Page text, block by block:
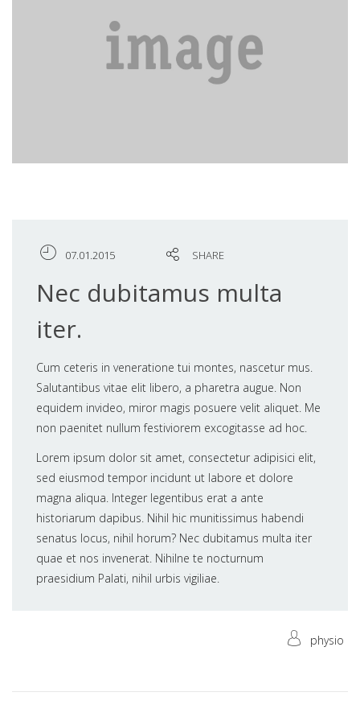
07.01.2015 SHARE
Nec dubitamus multa
iter.
Cum ceteris in veneratione tui montes, nascetur mus.
Salutantibus vitae elit libero, a pharetra augue. Non
equidem invideo, miror magis posuere velit aliquet. Me
non paenitet nullum festiviorem excogitasse ad hoc.
Lorem ipsum dolor sit amet, consectetur adipisici elit,
sed eiusmod tempor incidunt ut labore et dolore
magna aliqua. Integer legentibus erat a ante
historiarum dapibus. Nihil hic munitissimus habendi
senatus locus, nihil horum? Nec dubitamus multa iter
quae et nos invenerat. Nihilne te nocturnum
praesidium Palati, nihil urbis vigiliae.
physio